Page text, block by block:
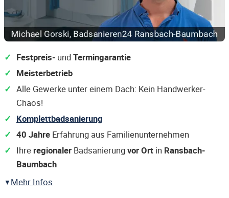
Festpreis- undTermingarantie
Meisterbetrieb
Alle Gewerke unter einem Dach: Kein Handwerker-
Chaos!
Komplettbadsanierung
40 Jahre Erfahrung aus Familienunternehmen
Ihre regionaler Badsanierungvor Ort in Ransbach-
Baumbach
Mehr Infos